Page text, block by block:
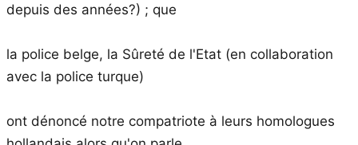
depuis des années?) ; que
la police belge, la Sûreté de l'Etat (en collaboration
avec la police turque)
ont dénoncé notre compatriote à leurs homologues